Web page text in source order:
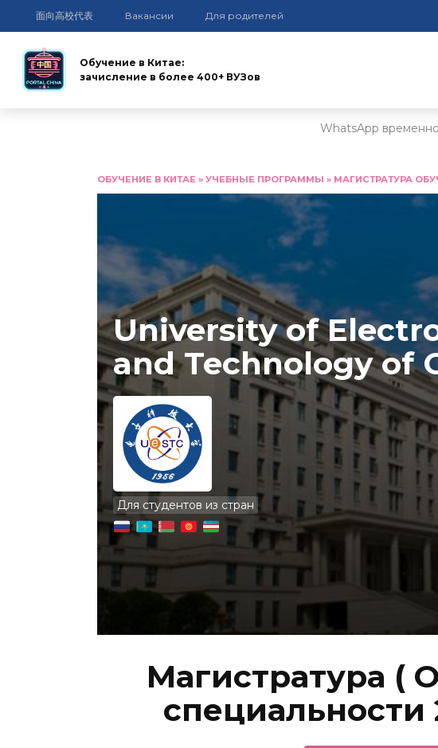
面向高校代表 Вакансии Для родителей
Обучение в Китае:
зачисление в более 400+ ВУЗов
WhatsApp
ОБУЧЕНИЕ В КИТАЕ » УЧЕБНЫЕ ПРОГРАММЫ » МАГИСТРАТУРА
University of
and Technology of
Для студентов из стран
Магистратура (
специальности